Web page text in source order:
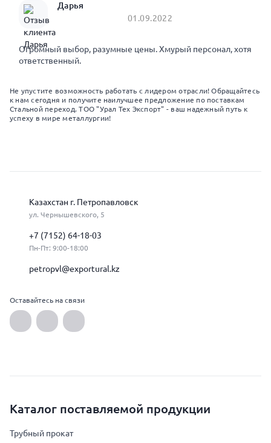
Дарья
01.09.2022
Огромный выбор, разумные цены. Хмурый персонал, хотя
ответственный.
Не упустите возможность работать с лидером отрасли! Обращайтесь
к нам сегодня и получите наилучшее предложение по поставкам
Стальной переход. ТОО "Урал Тех Экспорт" - ваш надежный путь к
успеху в мире металлургии!
Казахстан г. Петропавловск
ул. Чернышевского, 5
+7 (7152) 64-18-03
Пн-Пт: 9:00-18:00
petropvl@exportural.kz
Оставайтесь на связи
Каталог поставляемой продукции
Трубный прокат